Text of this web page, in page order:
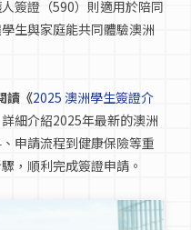
簽證（590）則適用於陪同
生與家庭能共同體驗澳洲
讀《2025 澳洲學生簽證介
詳細介紹2025年最新的澳洲
申請流程到健康保險等重
，順利完成簽證申請。